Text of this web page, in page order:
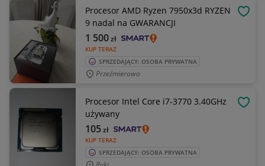
Procesor AMD Ryzen 7950x3d RYZEN
9 nadal na GWARANCJI
KUP TERAZ
1 500zł
SPRZEDAJĄCY: OSOBA PRYWATNA
Przeźmierowo
Procesor Intel Core i7-3770 3.40GHz
używany
KUP TERAZ
105zł
SPRZEDAJĄCY: OSOBA PRYWATNA